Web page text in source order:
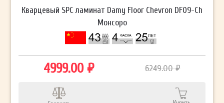
Кварцевый SPC ламинат Damy Floor Chevron DF09-Ch
Монсоро
4999.00 ₽ 6249.00 ₽